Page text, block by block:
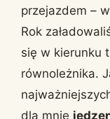
przejazdem –
Rok
się w kierunku
równoleżnika.
dla mnie